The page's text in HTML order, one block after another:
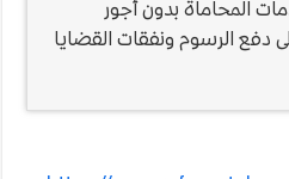
المحاماة بدون أجور
دفع الرسوم ونفقات القضايا